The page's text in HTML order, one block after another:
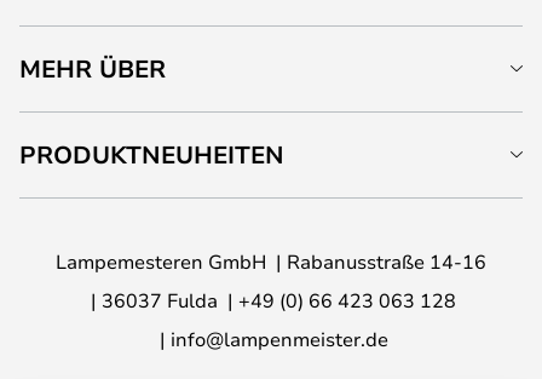
MEHR ÜBER
PRODUKTNEUHEITEN
Lampemesteren GmbH
Rabanusstraße 14-16
36037 Fulda
+49 (0) 66 423 063 128
info@lampenmeister.de